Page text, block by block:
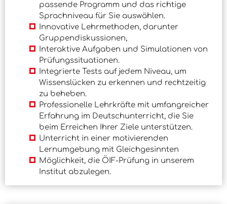
passende Programm und das richtige
Sprachniveau für Sie auswählen.
Innovative Lehrmethoden, darunter
Gruppendiskussionen,
Interaktive Aufgaben und Simulationen von
Prüfungssituationen.
Integrierte Tests auf jedem Niveau, um
Wissenslücken zu erkennen und rechtzeitig
zu beheben.
Professionelle Lehrkräfte mit umfangreicher
Erfahrung im Deutschunterricht, die Sie
beim Erreichen Ihrer Ziele unterstützen.
Unterricht in einer motivierenden
Lernumgebung mit Gleichgesinnten
Möglichkeit, die ÖIF-Prüfung in unserem
Institut abzulegen.